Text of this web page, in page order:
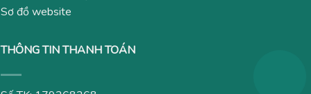
Sơ đồ website
THÔNG TIN THANH TOÁN